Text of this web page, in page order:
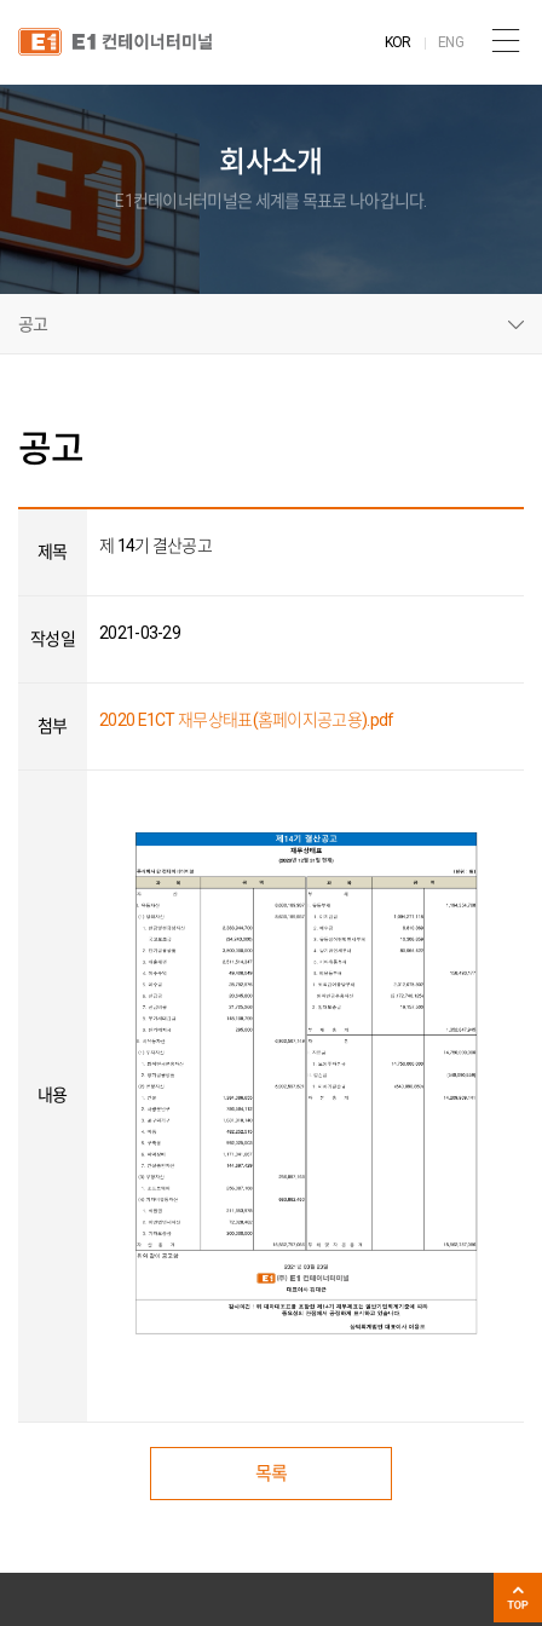
KOR ENG
회사소개
E1컨테이너터미널은 세계를 목표로 나아갑니다.
공고
공고
제목 제 14기 결산공고
작성일 2021-03-29
첨부 2020 E1CT 재무상태표(홈페이지공고용).pdf
내용
목록